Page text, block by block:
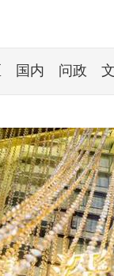
国内 问政